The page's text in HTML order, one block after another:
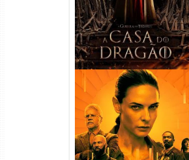
Silo 1ª Temporada Torrent